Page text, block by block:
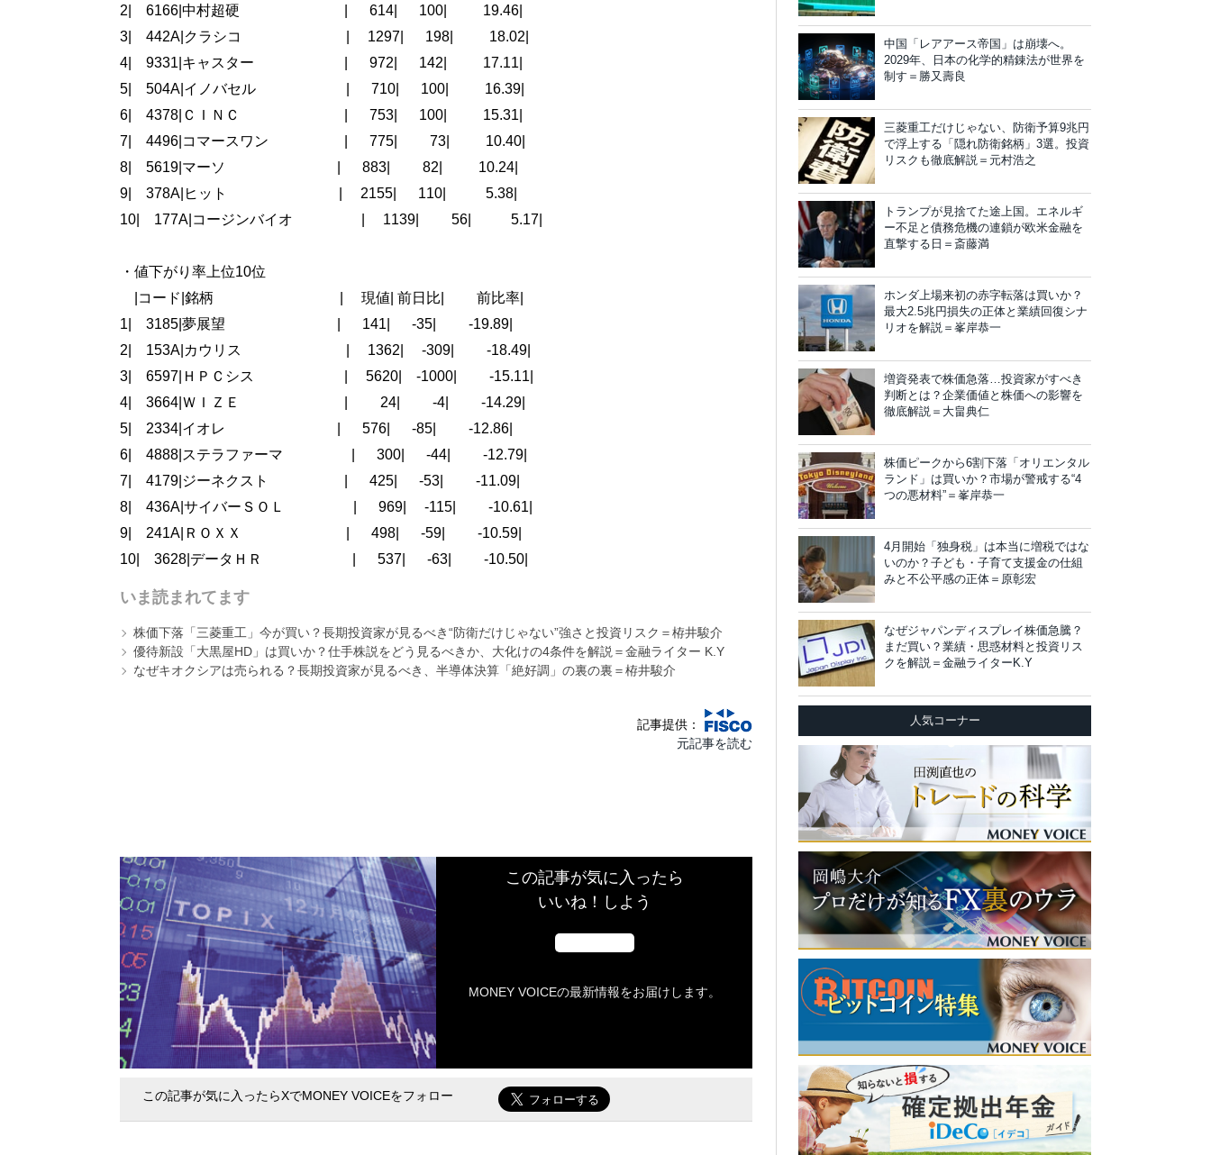
2| 6166|中村超硬 | 614| 100| 19.46|
3| 442A|クラシコ | 1297| 198| 18.02|
4| 9331|キャスター | 972| 142| 17.11|
5| 504A|イノバセル | 710| 100| 16.39|
6| 4378|ＣＩＮＣ | 753| 100| 15.31|
7| 4496|コマースワン | 775| 73| 10.40|
8| 5619|マーソ | 883| 82| 10.24|
9| 378A|ヒット | 2155| 110| 5.38|
10| 177A|コージンバイオ | 1139| 56| 5.17|
・値下がり率上位10位
|コード|銘柄 | 現値| 前日比| 前比率|
1| 3185|夢展望 | 141| -35| -19.89|
2| 153A|カウリス | 1362| -309| -18.49|
3| 6597|ＨＰＣシス | 5620| -1000| -15.11|
4| 3664|ＷＩＺＥ | 24| -4| -14.29|
5| 2334|イオレ | 576| -85| -12.86|
6| 4888|ステラファーマ | 300| -44| -12.79|
7| 4179|ジーネクスト | 425| -53| -11.09|
8| 436A|サイバーＳＯＬ | 969| -115| -10.61|
9| 241A|ＲＯＸＸ | 498| -59| -10.59|
10| 3628|データＨＲ | 537| -63| -10.50|
いま読まれてます
株価下落「三菱重工」今が買い？長期投資家が見るべき“防衛だけじゃない”強さと投資リスク＝栫井駿介
優待新設「大黒屋HD」は買いか？仕手株説をどう見るべきか、大化けの4条件を解説＝金融ライター K.Y
なぜキオクシアは売られる？長期投資家が見るべき、半導体決算「絶好調」の裏の裏＝栫井駿介
記事提供：
元記事を読む
この記事が気に入ったら
いいね！しよう
MONEY VOICEの最新情報をお届けします。
この記事が気に入ったらXでMONEY VOICEをフォロー
中国「レアアース帝国」は崩壊へ。
2029年、日本の化学的精錬法が世界を
制す＝勝又壽良
三菱重工だけじゃない、防衛予算9兆円
で浮上する「隠れ防衛銘柄」3選。投資
リスクも徹底解説＝元村浩之
トランプが見捨てた途上国。エネルギ
ー不足と債務危機の連鎖が欧米金融を
直撃する日＝斎藤満
ホンダ上場来初の赤字転落は買いか？
最大2.5兆円損失の正体と業績回復シナ
リオを解説＝峯岸恭一
増資発表で株価急落…投資家がすべき
判断とは？企業価値と株価への影響を
徹底解説＝大畠典仁
株価ピークから6割下落「オリエンタル
ランド」は買いか？市場が警戒する“4
つの悪材料”＝峯岸恭一
4月開始「独身税」は本当に増税ではな
いのか？子ども・子育て支援金の仕組
みと不公平感の正体＝原彰宏
なぜジャパンディスプレイ株価急騰？
まだ買い？業績・思惑材料と投資リス
クを解説＝金融ライターK.Y
人気コーナー